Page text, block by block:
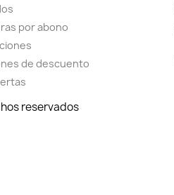
por abono
de descuento
reservados